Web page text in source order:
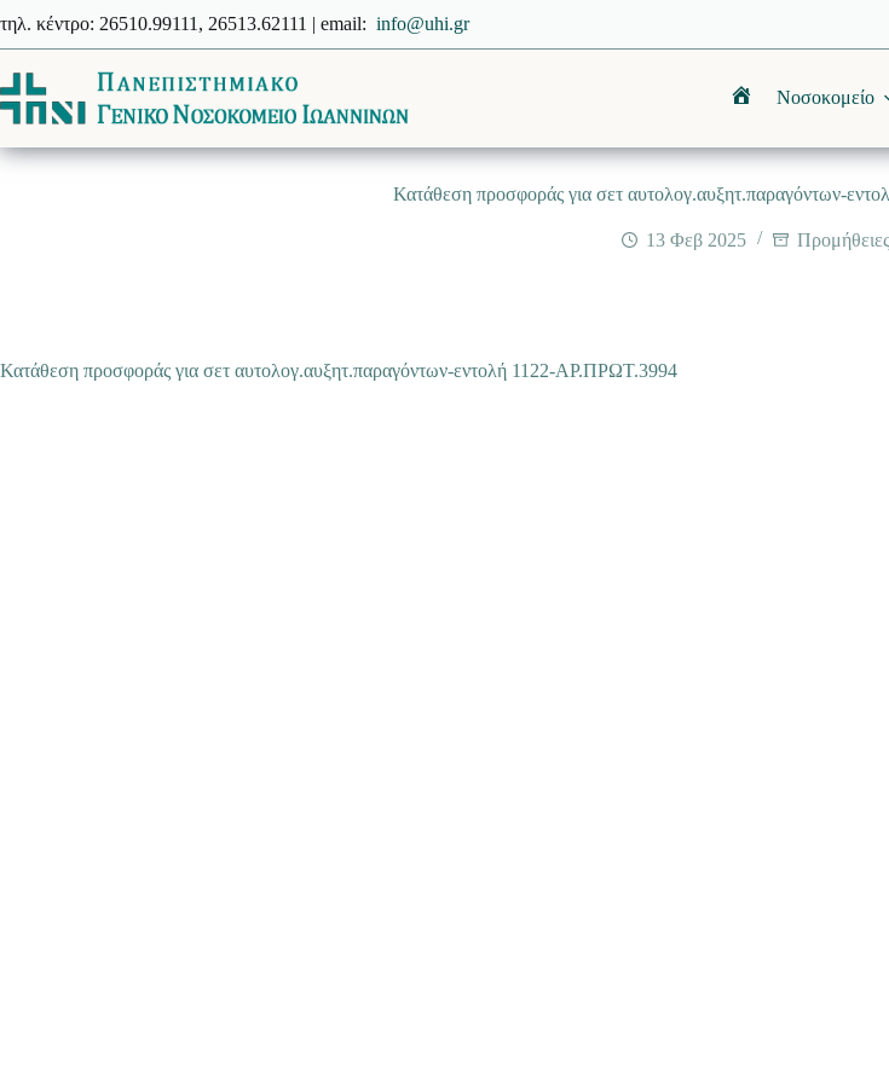
στο
περιεχόμενο
τηλ. κέντρο: 26510.99111, 26513.62111 | email: info@uhi.gr
ΑρχικήΝοσοκομείο
Κατάθεση προσφοράς για σετ αυτολογ.αυξητ.παραγόντων-
13 Φεβ 2025 Προμήθειες
Κατάθεση προσφοράς για σετ αυτολογ.αυξητ.παραγόντων-εντολή 1122-ΑΡ.ΠΡΩΤ.3994